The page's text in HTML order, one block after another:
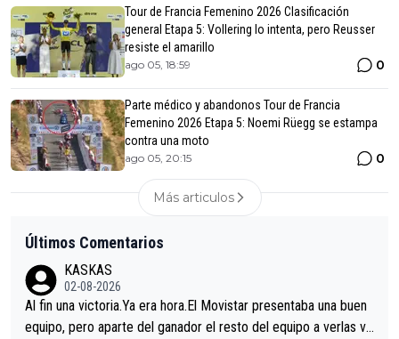
Tour de Francia Femenino 2026 Clasificación
general Etapa 5: Vollering lo intenta, pero Reusser
resiste el amarillo
ago 05, 18:59 0
Parte médico y abandonos Tour de Francia
Femenino 2026 Etapa 5: Noemi Rüegg se estampa
contra una moto
ago 05, 20:15 0
Más articulos
Últimos Comentarios
KASKAS
02-08-2026
Al fin una victoria.Ya era hora.El Movistar presentaba una buen
equipo, pero aparte del ganador el resto del equipo a verlas ve